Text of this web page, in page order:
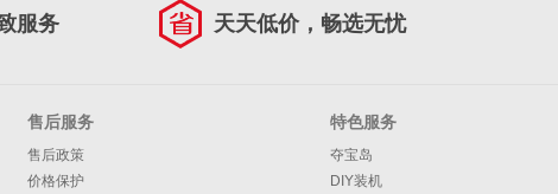
服务 天天低价，畅选无忧
售后服务
售后政策
价格保护
特色服务
夺宝岛
DIY装机